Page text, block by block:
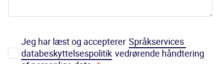
Jeg har læst og accepterer Språkservices
databeskyttelsespolitik vedrørende håndtering